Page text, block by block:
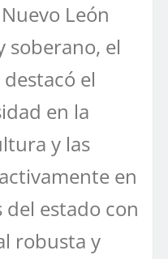
León
soberano, el
el
en la
y las
en
estado con
robusta y